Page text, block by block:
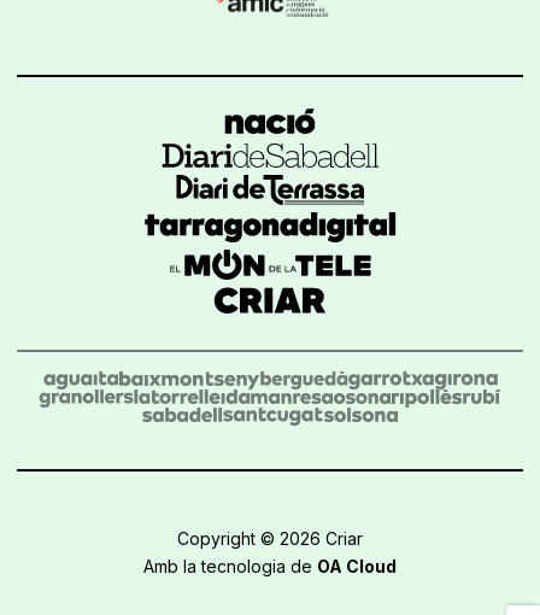
Copyright © 2026 Criar
Amb la tecnologia de OA Cloud